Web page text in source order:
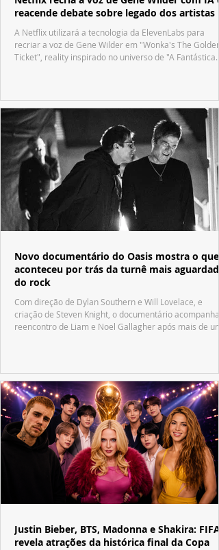
reacende debate sobre legado dos artistas
A Netflix utilizará a tecnologia da ElevenLabs para
recriar a voz de Gene Wilder em "Wonka's The Golden
Ticket", reality inspirado no universo de "A Fantástica
Novo documentário do Oasis mostra o que
aconteceu por trás da turnê mais aguardada
do rock
Com direção de Dylan Southern e Will Lovelace, e
criação de Steven Knight, o documentário acompanha
reencontro de Liam e Noel Gallagher após mais de
Justin Bieber, BTS, Madonna e Shakira: FIFA
revela atrações da histórica final da Copa